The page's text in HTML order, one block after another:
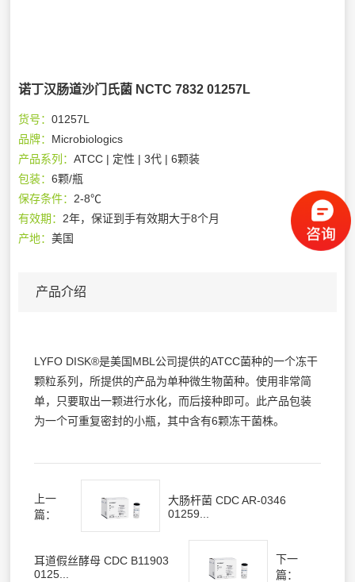
诺丁汉肠道沙门氏菌 NCTC 7832 01257L
货号：01257L
品牌： Microbiologics
产品系列：ATCC | 定性 | 3代 | 6颗装
包装：6颗/瓶
保存条件： 2-8℃
有效期： 2年，保证到手有效期大于8个月
产地：美国
产品介绍
LYFO DISK®是美国MBL公司提供的ATCC菌种的一个冻干
颗粒系列，所提供的产品为单种微生物菌种。使用非常简
单，只要取出一颗进行水化，而后接种即可。此产品包装
为一个可重复密封的小瓶，其中含有6颗冻干菌株。
上一
篇：
大肠杆菌 CDC AR-0346
01259...
耳道假丝酵母 CDC B11903
0125...
下一
篇：